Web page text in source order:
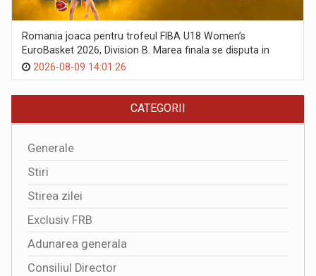
Romania joaca pentru trofeul FIBA U18 Women’s
EuroBasket 2026, Division B. Marea finala se disputa in
aceasta seara la Tulcea
2026-08-09 14:01:26
CATEGORII
Generale
Stiri
Stirea zilei
Exclusiv FRB
Adunarea generala
Consiliul Director